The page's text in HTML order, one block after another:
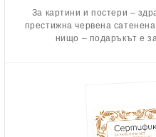
За картини и постери –
престижна червена
нищо – подаръкът е